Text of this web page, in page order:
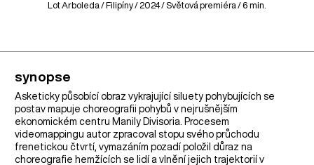
Lot Arboleda / Filipíny/ 2024 / Světová premiéra / 6 min.
synopse
Asketicky působící obraz vykrajující siluety pohybujících se
postav mapuje choreografii pohybů v nejrušnějším
ekonomickém centru Manily Divisoria. Procesem
videomappingu autor zpracoval stopu svého průchodu
frenetickou čtvrtí, vymazáním pozadí položil důraz na
choreografie hemžících se lidí a vlnění jejich trajektorií v